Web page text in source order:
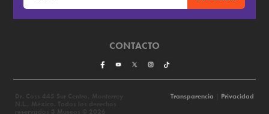
CONTACTO
Transparencia Privacidad